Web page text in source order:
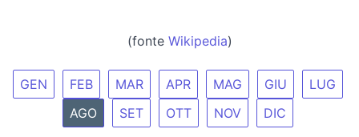
(fonte Wikipedia)
GEN FEB MAR APR MAG GIU
LUG
AGO
SET OTT NOV DIC